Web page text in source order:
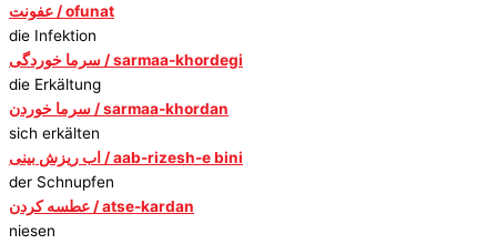
عفونت / ofunat
die Infektion
سرما خوردگی / sarmaa-khordegi
die Erkältung
سرما خوردن / sarmaa-khordan
sich erkälten
اب ریزش بینی / aab-rizesh-e bini
der Schnupfen
عطسه کردن / atse-kardan
niesen